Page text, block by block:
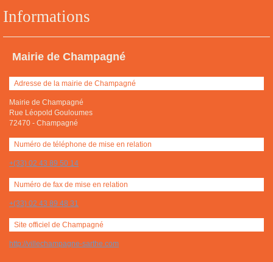
Informations
Mairie de Champagné
Adresse de la mairie de Champagné
Mairie de Champagné
Rue Léopold Gouloumes
72470 - Champagné
Numéro de téléphone de mise en relation
+(33) 02 43 89 50 14
Numéro de fax de mise en relation
+(33) 02 43 89 48 31
Site officiel de Champagné
http://villechampagne-sarthe.com